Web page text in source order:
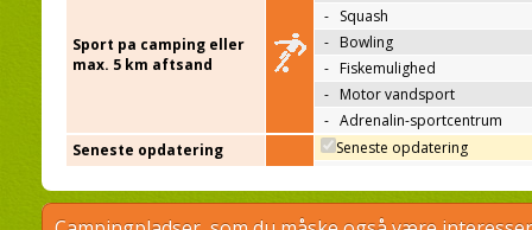
Sport pa camping eller
max. 5 km aftsand
- Squash
- Bowling
- Fiskemulighed
- Motor vandsport
- Adrenalin-sportcentrum
Seneste opdatering
Seneste opdatering